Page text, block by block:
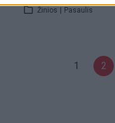
Žinios Pasaulis
1 2